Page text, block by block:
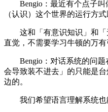
Bengio：最近有个点子叫做
（认识）这个世界的运行方
这和「有意识知识」和「
直觉，不需要学习牛顿的万
Bengio：对话系统的问题
会导致装不进去」的只能是
边的。
我们希望语言理解系统也能